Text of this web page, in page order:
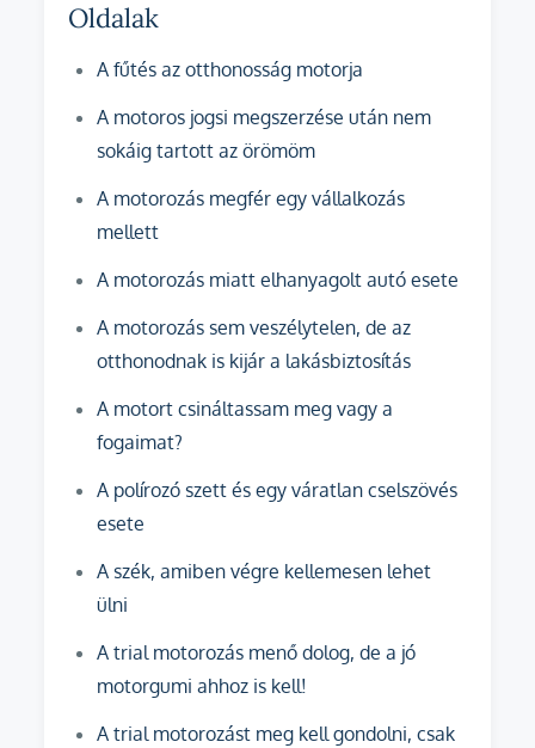
Oldalak
A fűtés az otthonosság motorja
A motoros jogsi megszerzése után nem
sokáig tartott az örömöm
A motorozás megfér egy vállalkozás
mellett
A motorozás miatt elhanyagolt autó esete
A motorozás sem veszélytelen, de az
otthonodnak is kijár a lakásbiztosítás
A motort csináltassam meg vagy a
fogaimat?
A polírozó szett és egy váratlan cselszövés
esete
A szék, amiben végre kellemesen lehet
ülni
A trial motorozás menő dolog, de a jó
motorgumi ahhoz is kell!
A trial motorozást meg kell gondolni, csak